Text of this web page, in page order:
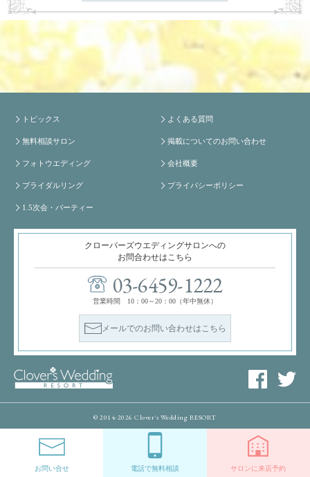
トピックス
無料相談サロン
フォトウエディング
ブライダルリング
1.5次会・パーティー
よくある質問
掲載についてのお問い合わせ
会社概要
プライバシーポリシー
クローバーズウエディングサロンへの
お問合わせはこちら
03-6459-1222
営業時間 10：00～20：00（年中無休）
メールでのお問い合わせはこちら
© 2014-2026 Clover's Wedding RESORT
お問い合せ 電話で無料相談 サロンに来店予約